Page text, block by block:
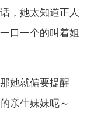
，她太知道正人
口一个的叫着姐
她就偏要提醒
亲生妹妹呢～